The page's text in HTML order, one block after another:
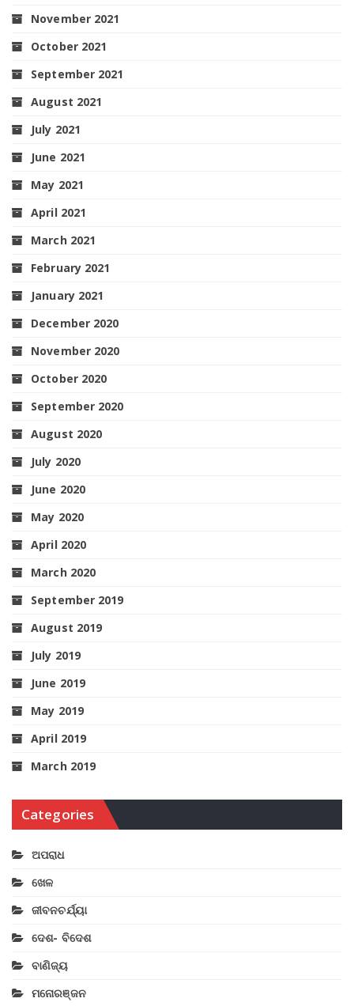
November 2021
October 2021
September 2021
August 2021
July 2021
June 2021
May 2021
April 2021
March 2021
February 2021
January 2021
December 2020
November 2020
October 2020
September 2020
August 2020
July 2020
June 2020
May 2020
April 2020
March 2020
September 2019
August 2019
July 2019
June 2019
May 2019
April 2019
March 2019
Categories
ଅପରାଧ
ଖେଳ
ଜୀବନଚର୍ଯ୍ୟା
ଦେଶ- ବିଦେଶ
ବାଣିଜ୍ୟ
ମନୋରଞ୍ଜନ